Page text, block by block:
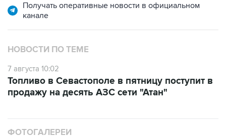
Получать оперативные новости в официальном
канале
НОВОСТИ ПО ТЕМЕ
7 августа 10:02
Топливо в Севастополе в пятницу поступит в
продажу на десять АЗС сети "Атан"
ФОТОГАЛЕРЕИ